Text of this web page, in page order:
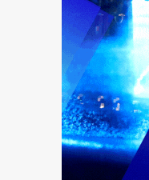
ΑΣΤΥΝΟΜΙΚΟ ΡΕΠΟΡΤΑΖ
Η ΦΩΝΗ ΣΟΥ